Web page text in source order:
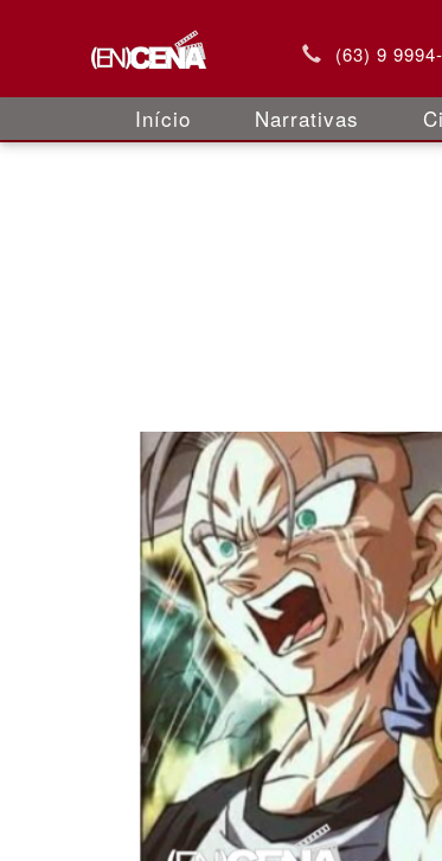
(63) 9
Início Narrativas